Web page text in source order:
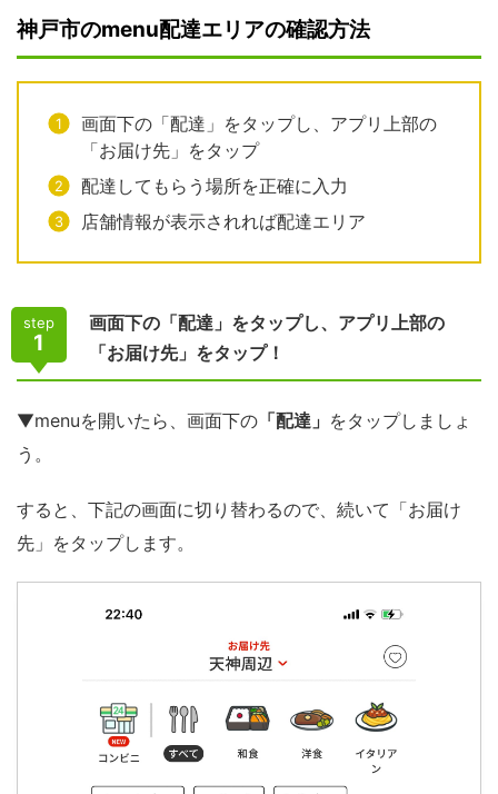
神戸市のmenu配達エリアの確認方法
画面下の「配達」をタップし、アプリ上部の
「お届け先」をタップ
配達してもらう場所を正確に入力
店舗情報が表示されれば配達エリア
step
1
画面下の「配達」をタップし、アプリ上部の
「お届け先」をタップ！
▼menuを開いたら、画面下の 「配達」 をタップしましょ
う。
すると、下記の画面に切り替わるので、続いて「お届け
先」をタップします。